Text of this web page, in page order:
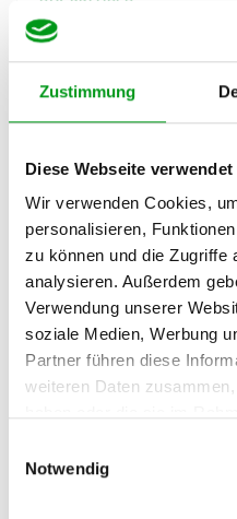
Zustimmung
Diese Webseite
Wir verwenden Cookies,
personalisieren,
zu können und die Zugriffe
analysieren. Außerdem
Verwendung unserer
soziale Medien, Werbung
Partner führen diese
weiteren Daten
Notwendig
Gezielte
Wohnort oder Alter und
viel Raum, Profile
Swiping-Apps
GRÖSSTER VORTEIL FÜR R
ÜCKKEHRER
Sehr einfacher,
spielerischer Einstieg und
eine riesige Anzahl an
lokalen Singles.
Überlege dir genau, ob du